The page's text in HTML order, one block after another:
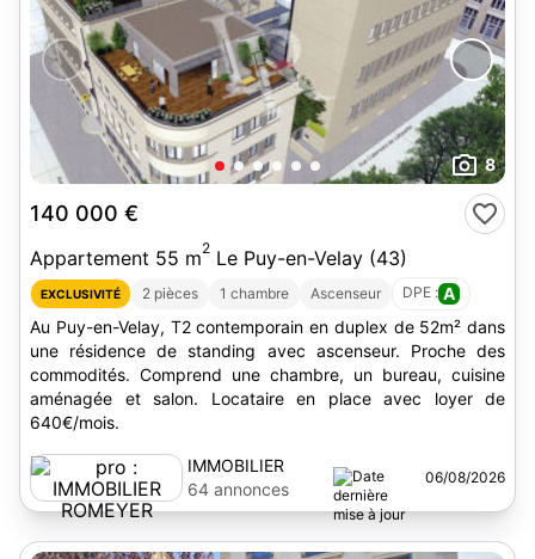
8
140 000 €
Appartement 55 m2 Le Puy-en-Velay (43)
EXCLUSIVITÉ 2 pièces 1 chambre Ascenseur DPE : A
Au Puy-en-Velay, T2 contemporain en duplex de 52m² dans
une résidence de standing avec ascenseur. Proche des
commodités. Comprend une chambre, un bureau, cuisine
aménagée et salon. Locataire en place avec loyer de
640€/mois.
IMMOBILIER
ROMEYER
64 annonces
06/08/2026